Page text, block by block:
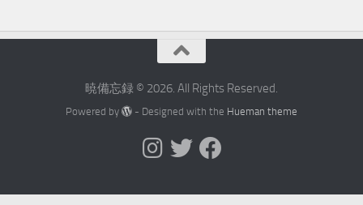
暁備忘録 © 2026. All Rights Reserved.
Powered by - Designed with the Hueman theme